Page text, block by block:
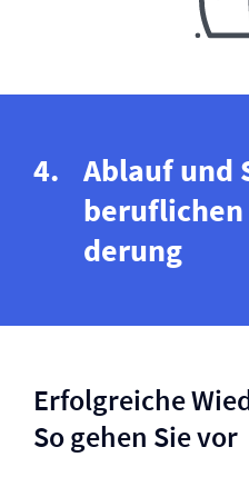
Ablauf und
derung
Erfolgreiche
So gehen Sie vor